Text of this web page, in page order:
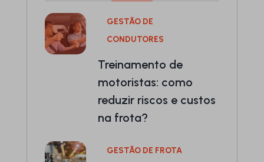
GESTÃO DE
CONDUTORES
Treinamento de
motoristas: como
reduzir riscos e custos
na frota?
GESTÃO DE FROTA